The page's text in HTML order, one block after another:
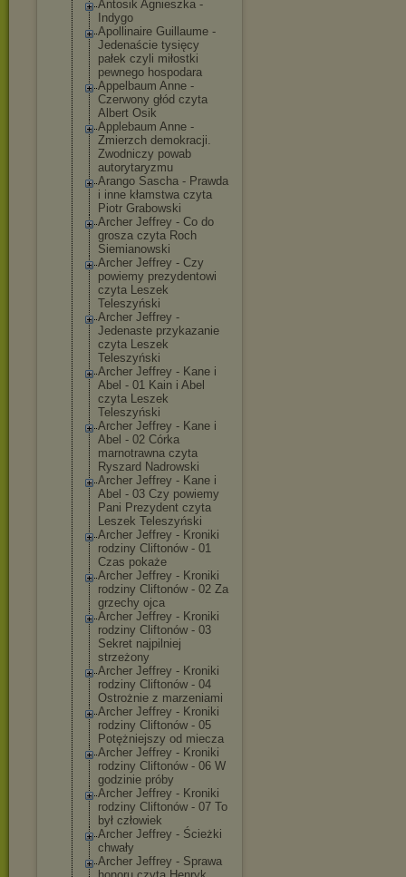
Antosik Agnieszka -
Indygo
Apollinaire Guillaume -
Jedenaście tysięcy
pałek czyli miłostki
pewnego hospodara
Appelbaum Anne -
Czerwony głód czyta
Albert Osik
Applebaum Anne -
Zmierzch demokracji.
Zwodniczy powab
autorytaryzmu
Arango Sascha - Prawda
i inne kłamstwa czyta
Piotr Grabowski
Archer Jeffrey - Co do
grosza czyta Roch
Siemianowski
Archer Jeffrey - Czy
powiemy prezydentowi
czyta Leszek
Teleszyński
Archer Jeffrey -
Jedenaste przykazanie
czyta Leszek
Teleszyński
Archer Jeffrey - Kane i
Abel - 01 Kain i Abel
czyta Leszek
Teleszyński
Archer Jeffrey - Kane i
Abel - 02 Córka
marnotrawna czyta
Ryszard Nadrowski
Archer Jeffrey - Kane i
Abel - 03 Czy powiemy
Pani Prezydent czyta
Leszek Teleszyński
Archer Jeffrey - Kroniki
rodziny Cliftonów - 01
Czas pokaże
Archer Jeffrey - Kroniki
rodziny Cliftonów - 02 Za
grzechy ojca
Archer Jeffrey - Kroniki
rodziny Cliftonów - 03
Sekret najpilniej
strzeżony
Archer Jeffrey - Kroniki
rodziny Cliftonów - 04
Ostrożnie z marzeniami
Archer Jeffrey - Kroniki
rodziny Cliftonów - 05
Potężniejszy od miecza
Archer Jeffrey - Kroniki
rodziny Cliftonów - 06 W
godzinie próby
Archer Jeffrey - Kroniki
rodziny Cliftonów - 07 To
był człowiek
Archer Jeffrey - Ścieżki
chwały
Archer Jeffrey - Sprawa